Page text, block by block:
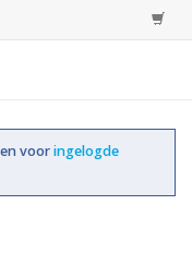
vooringelogde